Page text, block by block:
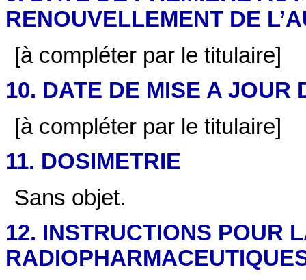
RENOUVELLEMENT DE
[à compléter par le titulaire]
10. DATE DE MISE A JOUR
[à compléter par le titulaire]
11. DOSIMETRIE
Sans objet.
12. INSTRUCTIONS POUR